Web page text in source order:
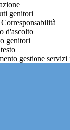
genitori
d'ascolto
genitori
gestione